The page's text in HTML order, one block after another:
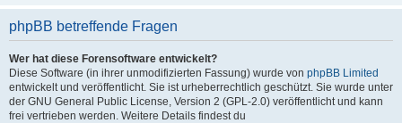
phpBB betreffende Fragen
Wer hat diese Forensoftware entwickelt?
Diese Software (in ihrer unmodifizierten Fassung) wurde von phpBB Limited
entwickelt und veröffentlicht. Sie ist urheberrechtlich geschützt. Sie wurde unter
der GNU General Public License, Version 2 (GPL-2.0) veröffentlicht und kann
frei vertrieben werden. Weitere Details findest du